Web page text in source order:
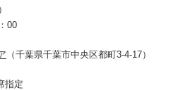
00
（千葉県千葉市中央区都町3-4-17）
指定